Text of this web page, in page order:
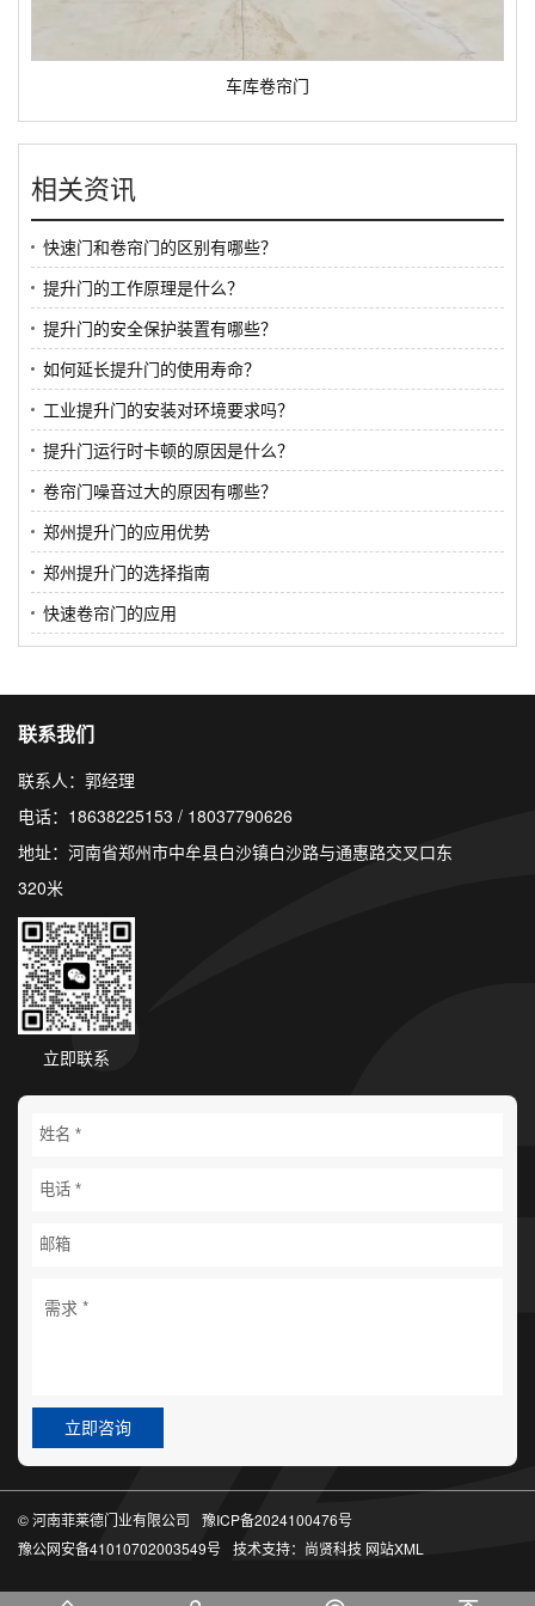
车库卷帘门
相关资讯
快速门和卷帘门的区别有哪些？
提升门的工作原理是什么？
提升门的安全保护装置有哪些？
如何延长提升门的使用寿命？
工业提升门的安装对环境要求吗？
提升门运行时卡顿的原因是什么？
卷帘门噪音过大的原因有哪些？
郑州提升门的应用优势
郑州提升门的选择指南
快速卷帘门的应用
联系我们
联系人：郭经理
电话：18638225153 / 18037790626
地址：河南省郑州市中牟县白沙镇白沙路与通惠路交叉口东
320米
立即联系
立即咨询
© 河南菲莱德门业有限公司
豫ICP备2024100476号
豫公网安备41010702003549号 技术支持： 尚贤科技 网站XML